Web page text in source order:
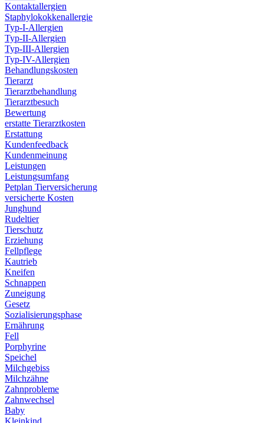
Kontaktallergien
Staphylokokkenallergie
Typ-I-Allergien
Typ-II-Allergien
Typ-III-Allergien
Typ-IV-Allergien
Behandlungskosten
Tierarzt
Tierarztbehandlung
Tierarztbesuch
Bewertung
erstatte Tierarztkosten
Erstattung
Kundenfeedback
Kundenmeinung
Leistungen
Leistungsumfang
Petplan Tierversicherung
versicherte Kosten
Junghund
Rudeltier
Tierschutz
Erziehung
Fellpflege
Kautrieb
Kneifen
Schnappen
Zuneigung
Gesetz
Sozialisierungsphase
Ernährung
Fell
Porphyrine
Speichel
Milchgebiss
Milchzähne
Zahnprobleme
Zahnwechsel
Baby
Kleinkind